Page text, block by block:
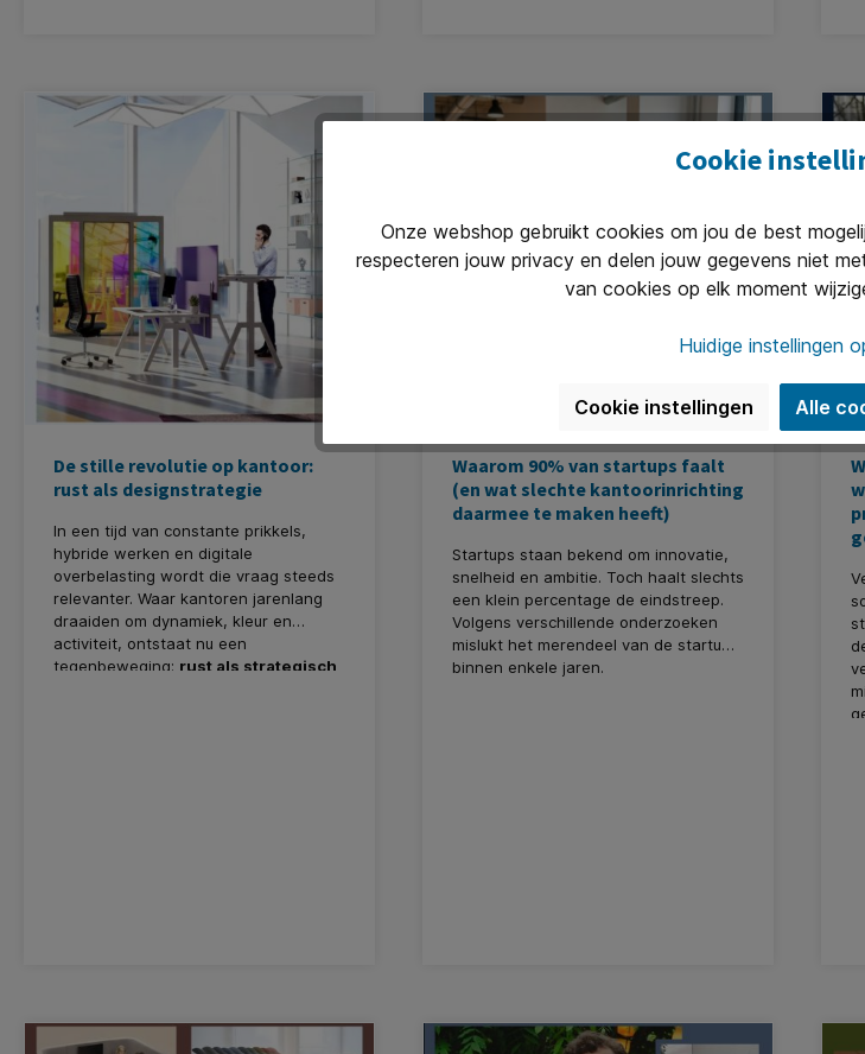
De stille revolutie op kantoor:
rust als designstrategie
In een tijd van constante prikkels,
hybride werken en digitale
overbelasting wordt die vraag steeds
relevanter. Waar kantoren jarenlang
draaiden om dynamiek, kleur en
activiteit, ontstaat nu een
tegenbeweging: rust als strategisch
Waarom 90% van startups faalt
(en wat slechte kantoorinrichting
daarmee te maken heeft)
Startups staan bekend om innovatie,
snelheid en ambitie. Toch haalt slechts
een klein percentage de eindstreep.
Volgens verschillende onderzoeken
mislukt het merendeel van de startups
binnen enkele jaren.
Cookie
Onze webshop gebruikt cookies om jou de best
respecteren jouw privacy en delen jouw gegevens niet
van cookies op elk moment
Huidige instellingen
Cookie instellingen Alle